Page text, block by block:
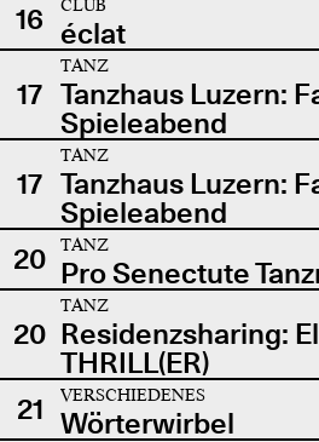
16
CLUB
éclat
17
TANZ
Tanzhaus Luzern:
Spieleabend
17
TANZ
Tanzhaus Luzern:
Spieleabend
20
TANZ
Pro Senectute
20
TANZ
Residenzsharing:
THRILL(ER)
21
VERSCHIEDENES
Wörterwirbel